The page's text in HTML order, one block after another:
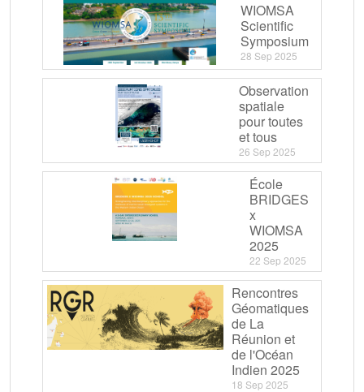
WIOMSA
Scientific
Symposium
28 Sep 2025
Observation
spatiale
pour toutes
et tous
26 Sep 2025
École
BRIDGES
x
WIOMSA
2025
22 Sep 2025
Rencontres
Géomatiques
de La
Réunion et
de l'Océan
Indien 2025
18 Sep 2025